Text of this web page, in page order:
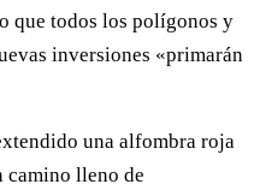
que todos los polígonos y
inversiones «primarán
una alfombra roja
camino lleno de